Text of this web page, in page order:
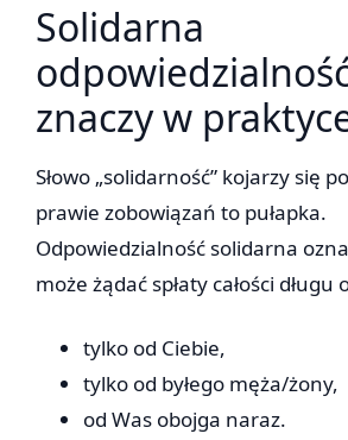
Solidarna
znaczy w
Słowo „solidarność” kojarzy się
prawie zobowiązań to pułapka.
Odpowiedzialność solidarna
może żądać spłaty całości długu
tylko od Ciebie,
tylko od byłego męża/żony,
od Was obojga naraz.